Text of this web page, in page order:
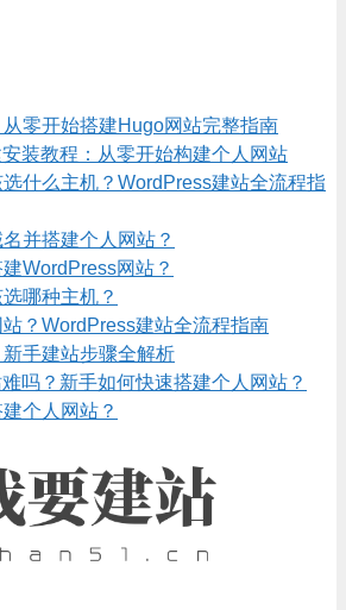
零开始搭建Hugo网站完整指南
装教程：从零开始构建个人网站
什么主机？WordPress建站全流程指
并搭建个人网站？
WordPress网站？
哪种主机？
？WordPress建站全流程指南
手建站步骤全解析
吗？新手如何快速搭建个人网站？
个人网站？